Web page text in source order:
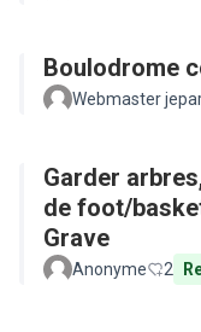
Boulodrome
Webmaster
Garder
de foot/
Grave
Anonyme 2